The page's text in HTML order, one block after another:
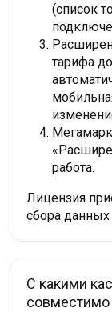
(список
тарифа
работа.
Лицензия
сбора данных
С какими